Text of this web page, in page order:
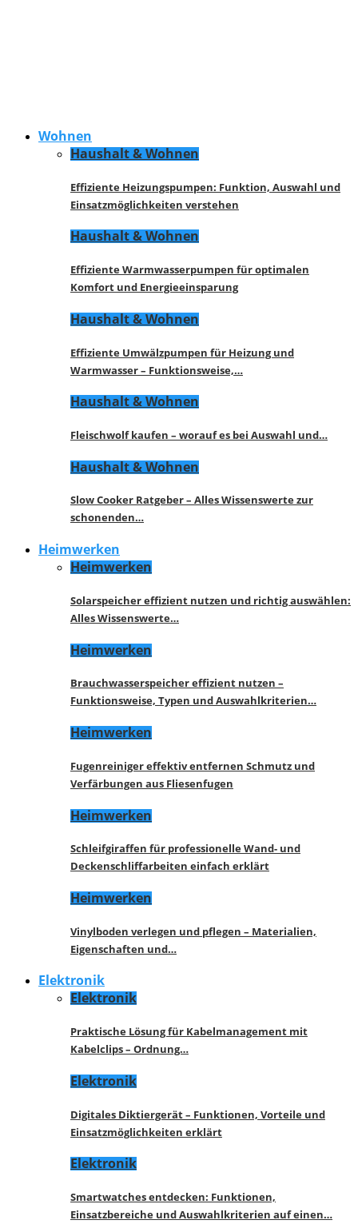
Wohnen
Haushalt & Wohnen
Effiziente Heizungspumpen: Funktion, Auswahl und
Einsatzmöglichkeiten verstehen
Haushalt & Wohnen
Effiziente Warmwasserpumpen für optimalen
Komfort und Energieeinsparung
Haushalt & Wohnen
Effiziente Umwälzpumpen für Heizung und
Warmwasser – Funktionsweise,…
Haushalt & Wohnen
Fleischwolf kaufen – worauf es bei Auswahl und…
Haushalt & Wohnen
Slow Cooker Ratgeber – Alles Wissenswerte zur
schonenden…
Heimwerken
Heimwerken
Solarspeicher effizient nutzen und richtig auswählen:
Alles Wissenswerte…
Heimwerken
Brauchwasserspeicher effizient nutzen –
Funktionsweise, Typen und Auswahlkriterien…
Heimwerken
Fugenreiniger effektiv entfernen Schmutz und
Verfärbungen aus Fliesenfugen
Heimwerken
Schleifgiraffen für professionelle Wand- und
Deckenschliffarbeiten einfach erklärt
Heimwerken
Vinylboden verlegen und pflegen – Materialien,
Eigenschaften und…
Elektronik
Elektronik
Praktische Lösung für Kabelmanagement mit
Kabelclips – Ordnung…
Elektronik
Digitales Diktiergerät – Funktionen, Vorteile und
Einsatzmöglichkeiten erklärt
Elektronik
Smartwatches entdecken: Funktionen,
Einsatzbereiche und Auswahlkriterien auf einen…